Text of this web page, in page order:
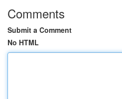
Comments
Submit a Comment
No HTML